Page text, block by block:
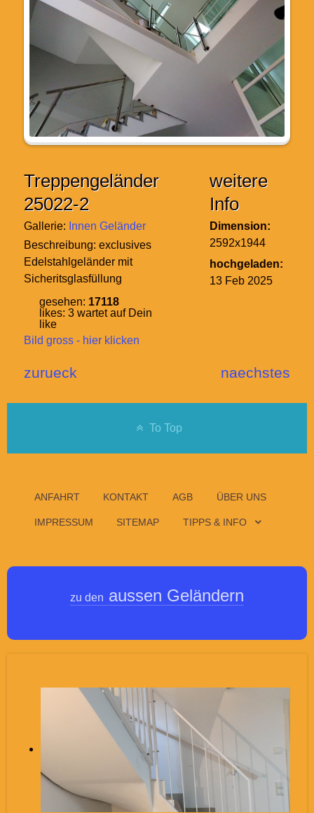
Treppengeländer
25022-2
Gallerie: Innen Geländer
Beschreibung: exclusives
Edelstahlgeländer mit
Sicheritsglasfüllung
gesehen: 17118
likes: 3 wartet auf Dein
like
Bild gross - hier klicken
weitere
Info
Dimension:
2592x1944
hochgeladen:
13 Feb 2025
zurueck naechstes
To Top
ANFAHRT KONTAKT AGB ÜBER UNS
IMPRESSUM SITEMAP TIPPS & INFO
zu den aussen Geländern